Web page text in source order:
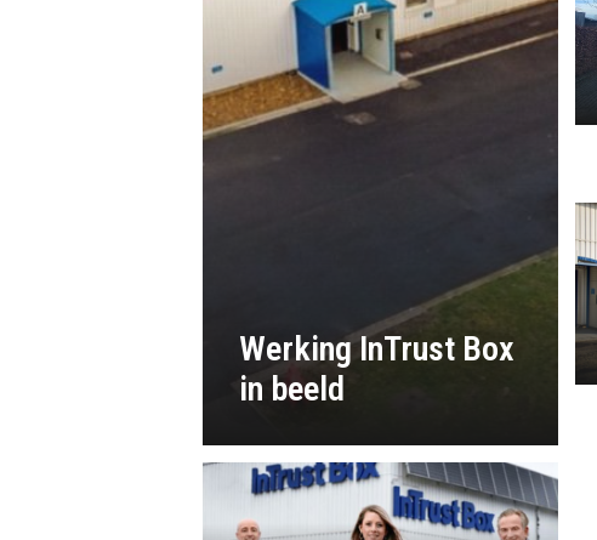
Werking InTrust Box
in beeld